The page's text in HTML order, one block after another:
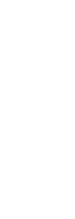
宿
26小時住宿，彈
夜生活和景點。